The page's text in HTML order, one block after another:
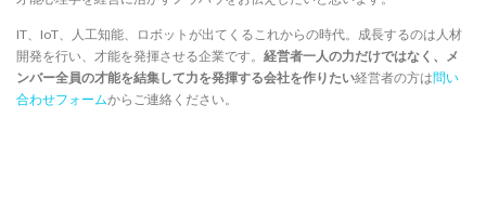
IT、IoT、人工知能、ロボットが出てくるこれからの時代。成長するのは人材
開発を行い、才能を発揮させる企業です。 経営者一人の力だけではなく、メ
ンバー全員の才能を結集して力を発揮する会社を作りたい経営者の方は問い
合わせフォームからご連絡ください。